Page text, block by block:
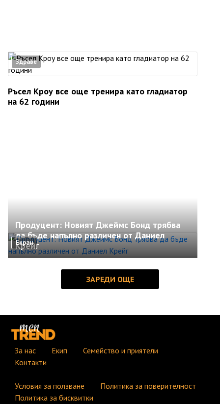
Здраве
Ръсел Кроу все още тренира като гладиатор
на 62 години
Екран
Продуцент: Новият Джеймс Бонд трябва
да бъде напълно различен от Даниел
Крейг
За нас Екип
Семейство и приятели
Контакти
Условия за ползване
Политика за поверителност
Политика за бисквитки